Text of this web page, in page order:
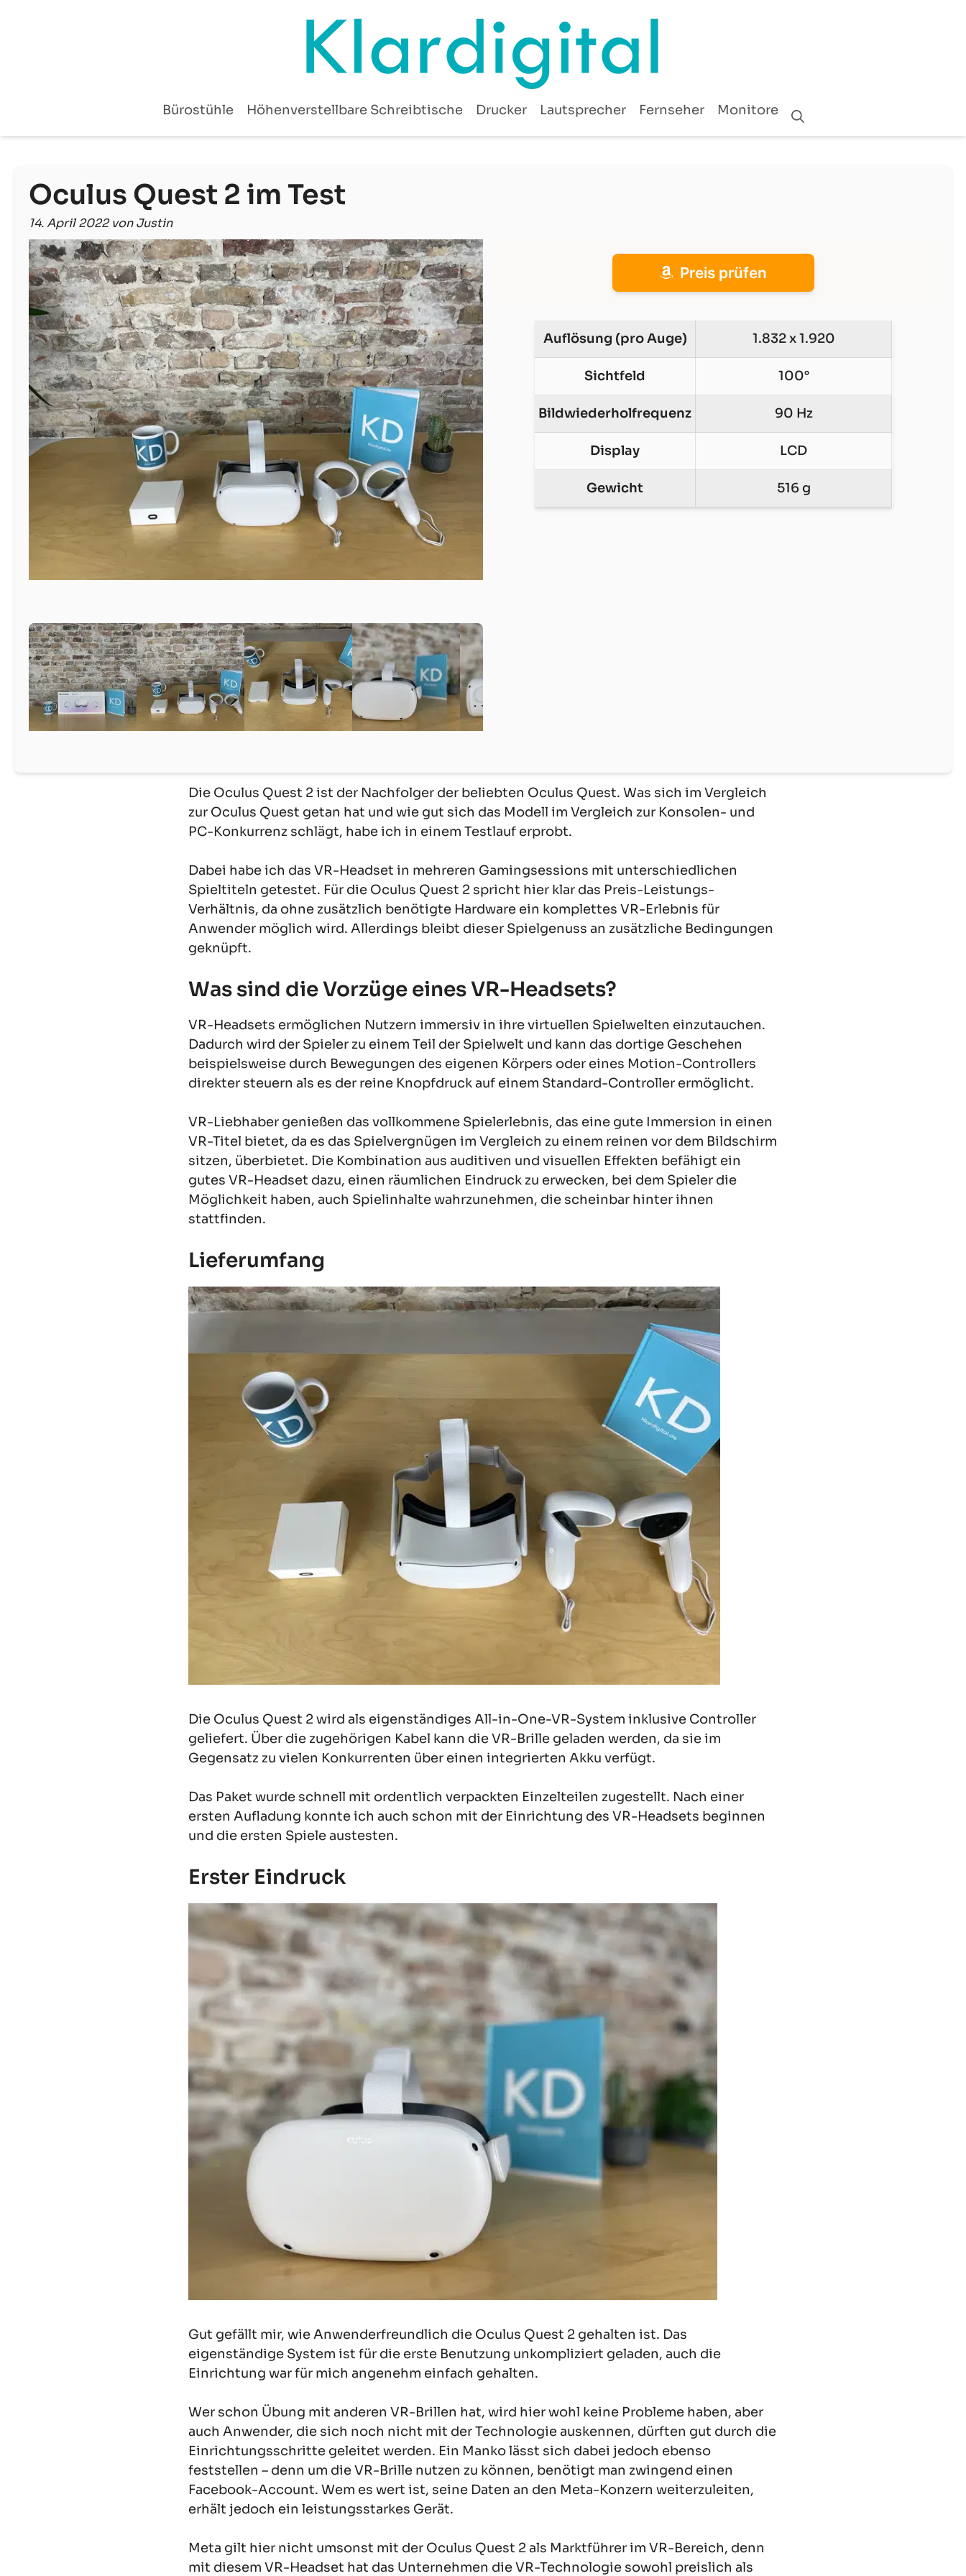
Bürostühle Höhenverstellbare Schreibtische Drucker Lautsprecher Fernseher Monitore
Oculus Quest 2 im Test
14. April 2022 von Justin
Preis prüfen
Auflösung (pro Auge) 1.832 x 1.920
Sichtfeld 100°
Bildwiederholfrequenz 90 Hz
Display LCD
Gewicht 516 g
Die Oculus Quest 2 ist der Nachfolger der beliebten Oculus Quest. Was sich im Vergleich
zur Oculus Quest getan hat und wie gut sich das Modell im Vergleich zur Konsolen- und
PC-Konkurrenz schlägt, habe ich in einem Testlauf erprobt.
Dabei habe ich das VR-Headset in mehreren Gamingsessions mit unterschiedlichen
Spieltiteln getestet. Für die Oculus Quest 2 spricht hier klar das Preis-Leistungs-
Verhältnis, da ohne zusätzlich benötigte Hardware ein komplettes VR-Erlebnis für
Anwender möglich wird. Allerdings bleibt dieser Spielgenuss an zusätzliche Bedingungen
geknüpft.
Was sind die Vorzüge eines VR-Headsets?
VR-Headsets ermöglichen Nutzern immersiv in ihre virtuellen Spielwelten einzutauchen.
Dadurch wird der Spieler zu einem Teil der Spielwelt und kann das dortige Geschehen
beispielsweise durch Bewegungen des eigenen Körpers oder eines Motion-Controllers
direkter steuern als es der reine Knopfdruck auf einem Standard-Controller ermöglicht.
VR-Liebhaber genießen das vollkommene Spielerlebnis, das eine gute Immersion in einen
VR-Titel bietet, da es das Spielvergnügen im Vergleich zu einem reinen vor dem Bildschirm
sitzen, überbietet. Die Kombination aus auditiven und visuellen Effekten befähigt ein
gutes VR-Headset dazu, einen räumlichen Eindruck zu erwecken, bei dem Spieler die
Möglichkeit haben, auch Spielinhalte wahrzunehmen, die scheinbar hinter ihnen
stattfinden.
Lieferumfang
Die Oculus Quest 2 wird als eigenständiges All-in-One-VR-System inklusive Controller
geliefert. Über die zugehörigen Kabel kann die VR-Brille geladen werden, da sie im
Gegensatz zu vielen Konkurrenten über einen integrierten Akku verfügt.
Das Paket wurde schnell mit ordentlich verpackten Einzelteilen zugestellt. Nach einer
ersten Aufladung konnte ich auch schon mit der Einrichtung des VR-Headsets beginnen
und die ersten Spiele austesten.
Erster Eindruck
Gut gefällt mir, wie Anwenderfreundlich die Oculus Quest 2 gehalten ist. Das
eigenständige System ist für die erste Benutzung unkompliziert geladen, auch die
Einrichtung war für mich angenehm einfach gehalten.
Wer schon Übung mit anderen VR-Brillen hat, wird hier wohl keine Probleme haben, aber
auch Anwender, die sich noch nicht mit der Technologie auskennen, dürften gut durch die
Einrichtungsschritte geleitet werden. Ein Manko lässt sich dabei jedoch ebenso
feststellen – denn um die VR-Brille nutzen zu können, benötigt man zwingend einen
Facebook-Account. Wem es wert ist, seine Daten an den Meta-Konzern weiterzuleiten,
erhält jedoch ein leistungsstarkes Gerät.
Meta gilt hier nicht umsonst mit der Oculus Quest 2 als Marktführer im VR-Bereich, denn
mit diesem VR-Headset hat das Unternehmen die VR-Technologie sowohl preislich als